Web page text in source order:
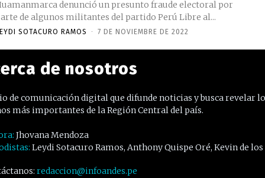
denunció un presunto fraude electoral por
de algunos militantes del partido Perú Libre al...
SOTACURO RAMOS - 7 DE NOVIEMBRE DE 2022
de nosotros
de comunicación digital que difunde noticias y busca revelar
más importantes de la Región Central del país.
Jhovana Mendoza
Leydi Sotacuro Ramos, Anthony Quispe Oré, Kevin de los
redaccion@infoandes.pe